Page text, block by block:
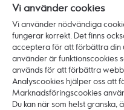
Vi är Ikano Bank
Om banken
Karriär
Hållbarhet och ansvar
Press
Vi använder cookies
Vi använder nödvändiga
fungerar korrekt. Det finns
acceptera för att förbättra din
använder är funktionscookies
används för att förbättra
Analyscookies hjälper oss att
Marknadsföringscookies
Du kan när som helst